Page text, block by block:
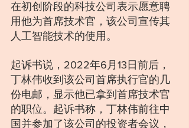
在初创阶段的科技公司表示愿意聘
用他为首席技术官，该公司宣传其
人工智能技术的使用。
起诉书说，2022年6月13日前后，
丁林伟收到该公司首席执行官的几
份电邮，显示他已拿到首席技术官
的职位。起诉书称，丁林伟前往中
国并参加了该公司的投资者会议，